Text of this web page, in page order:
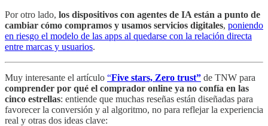
Por otro lado, los dispositivos con agentes de IA están a punto de
cambiar cómo compramos y usamos servicios digitales, poniendo
en riesgo el modelo de las apps al quedarse con la relación directa
entre marcas y usuarios.
Muy interesante el artículo “Five stars, Zero trust” de TNW para
comprender por qué el comprador online ya no confía en las
cinco estrellas: entiende que muchas reseñas están diseñadas para
favorecer la conversión y al algoritmo, no para reflejar la experiencia
real y otras dos ideas clave: